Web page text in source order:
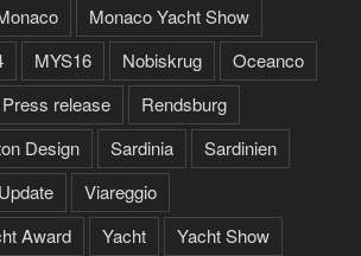
Monaco Yacht Show
MYS16 Nobiskrug
Oceanco
Press release
Rendsburg
Design
Sardinia
Sardinien
Update
Viareggio
Award
Yacht Yacht Show